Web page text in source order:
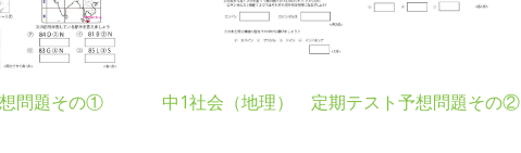
問題その① 中1社会（地理） 定期テスト予想問題その②